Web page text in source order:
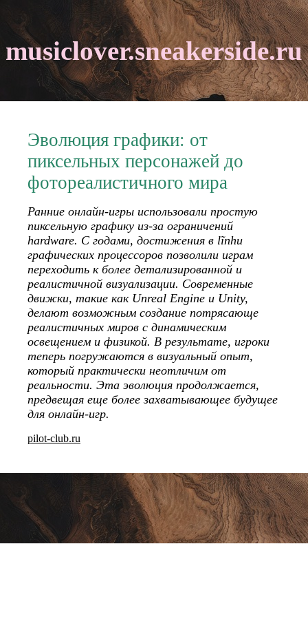
musiclover.sneakerside.ru
Эволюция графики: от
пиксельных персонажей до
фотореалистичного мира
Ранние онлайн-игры использовали простую
пиксельную графику из-за ограничений
hardware. С годами, достижения в lĩnhи
графических процессоров позволили играм
переходить к более детализированной и
реалистичной визуализации. Современные
движки, такие как Unreal Engine и Unity,
делают возможным создание потрясающе
реалистичных миров с динамическим
освещением и физикой. В результате, игроки
теперь погружаются в визуальный опыт,
который практически неотличим от
реальности. Эта эволюция продолжается,
предвещая еще более захватывающее будущее
для онлайн-игр.
pilot-club.ru